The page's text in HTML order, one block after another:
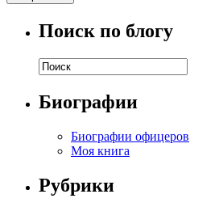
Поиск по блогу
Биографии
Биографии офицеров
Моя книга
Рубрики